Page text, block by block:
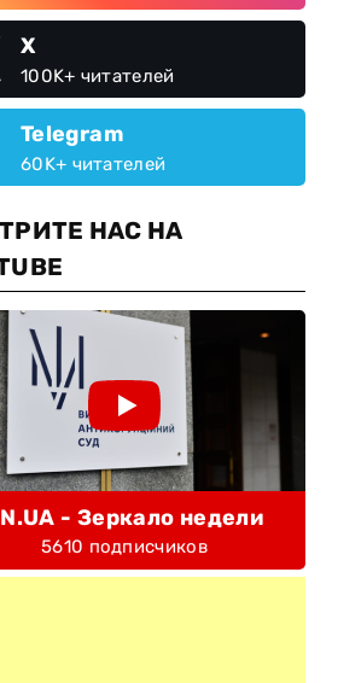
X
100K+ читателей
Telegram
60K+ читателей
НАС НА
- Зеркало недели
5610 подписчиков